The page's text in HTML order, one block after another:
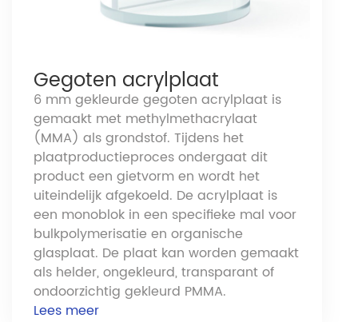
Gegoten acrylplaat
6 mm gekleurde gegoten acrylplaat is
gemaakt met methylmethacrylaat
(MMA) als grondstof. Tijdens het
plaatproductieproces ondergaat dit
product een gietvorm en wordt het
uiteindelijk afgekoeld. De acrylplaat is
een monoblok in een specifieke mal voor
bulkpolymerisatie en organische
glasplaat. De plaat kan worden gemaakt
als helder, ongekleurd, transparant of
ondoorzichtig gekleurd PMMA.
Lees meer